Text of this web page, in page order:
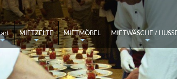
abschicken Angebot kommt per Mail
an oder schreiben Sie uns an info@zeltverleih-
+
+
MIETZELTE
+
MIETMÖBEL
+
MIETWÄSCHE /